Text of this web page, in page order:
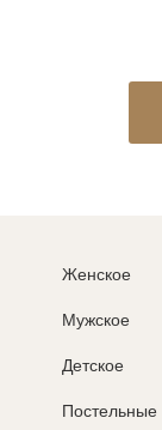
Женское
Мужское
Детское
Постельные